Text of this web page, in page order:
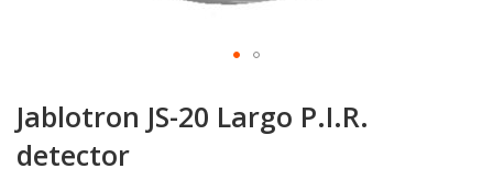
Anfang
der
Bildgalerie
springen
Jablotron JS-20 Largo P.I.R.
detector